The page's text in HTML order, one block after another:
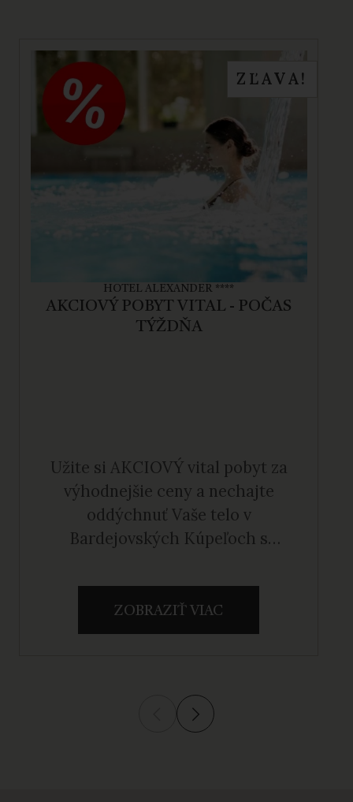
ZĽAVA!
HOTEL ALEXANDER ****
AKCIOVÝ POBYT VITAL - POČAS
TÝŽDŇA
Užite si AKCIOVÝ vital pobyt za
výhodnejšie ceny a nechajte
oddýchnuť Vaše telo v
Bardejovských Kúpeľoch s
ZOBRAZIŤ VIAC